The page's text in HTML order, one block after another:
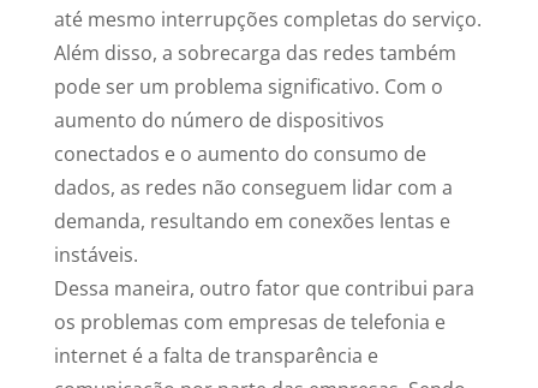
até mesmo interrupções completas do serviço.
Além disso, a sobrecarga das redes também
pode ser um problema significativo. Com o
aumento do número de dispositivos
conectados e o aumento do consumo de
dados, as redes não conseguem lidar com a
demanda, resultando em conexões lentas e
instáveis.
Dessa maneira, outro fator que contribui para
os problemas com empresas de telefonia e
internet é a falta de transparência e